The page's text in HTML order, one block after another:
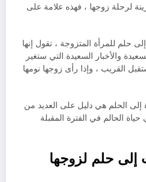
لرحلة زوجها ، فهذه علامة على
حلم للمرأة المتزوجة ، تقول إنها
والأخبار السعيدة التي ستغير
القريب ، وإذا رأى زوجها نومها
الحلم هي دليل على العديد من
الحالم في الفترة المقبلة
إلى حلم لزوجها